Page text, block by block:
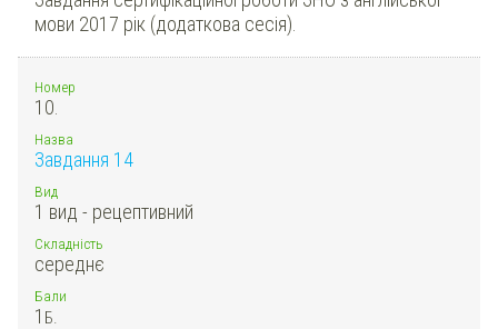
мови 2017 рік (додаткова сесія).
Номер
10.
Назва
Завдання 14
Вид
1 вид - рецептивний
Складність
середнє
Бали
1 Б.